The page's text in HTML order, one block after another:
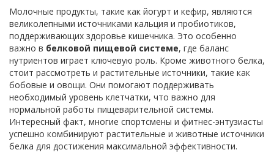
Молочные продукты, такие как йогурт и кефир, являются
великолепными источниками кальция и пробиотиков,
поддерживающих здоровье кишечника. Это особенно
важно в белковой пищевой системе, где баланс
нутриентов играет ключевую роль. Кроме животного белка,
стоит рассмотреть и растительные источники, такие как
бобовые и овощи. Они помогают поддерживать
необходимый уровень клетчатки, что важно для
нормальной работы пищеварительной системы.
Интересный факт, многие спортсмены и фитнес-энтузиасты
успешно комбинируют растительные и животные источники
белка для достижения максимальной эффективности.